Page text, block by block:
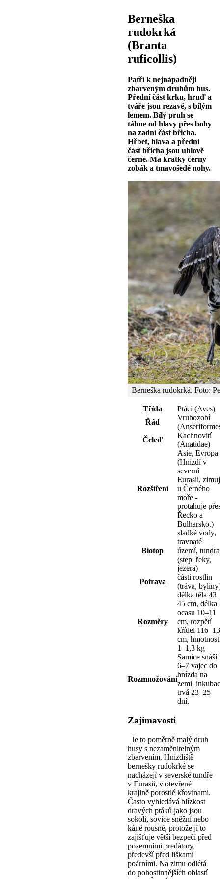
Berneška
rudokrká
(Branta
ruficollis)
Patří k nejnápadněji
zbarveným druhům hus.
Přední část krku, hruď a
tváře jsou rezavé, s bílým
lemem. Bílý pruh se
táhne od hlavy přes bohy
na zadní část břicha.
Hřbet, hlava a přední
část břicha jsou uhlově
černé. Má krátký černý
zobák a tmavošedé nohy.
Berneška rudokrká. Foto:
Třída
Ptáci (Aves)
Řád
Vrubozobí
Čeleď
Kachnovití
(Anatidae)
Rozšíření
Asie, Evropa
(Hnízdí v
severní
Eurasii,
u Černého
moře -
protahuje
Řecko a
Bulharsko.)
Biotop
sladké vody,
travnaté
území, tundra
(step, řeky,
jezera)
Potrava
části rostlin
(tráva,
Rozměry
délka těla 43–
45 cm, délka
ocasu 10–11
cm, rozpětí
křídel
cm, hmotnost
1–1,3 kg
Rozmnožování
Samice snáší
6–7 vajec do
hnízda na
zemi,
trvá 23–25
dní.
Zajímavosti
Je to poměrně malý druh
husy s nezaměnitelným
zbarvením. Hnízdiště
bernešky rudokrké se
nacházejí v severské tundře
v Eurasii, v otevřené
krajině porostlé křovinami.
Často vyhledává blízkost
dravých ptáků jako jsou
sokoli, sovice sněžní nebo
káně rousné, protože jí to
zajišťuje větší bezpečí před
pozemními predátory,
předevší před liškami
poárními. Na zimu odlétá
do pohostinnějších oblastí